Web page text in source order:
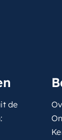
de